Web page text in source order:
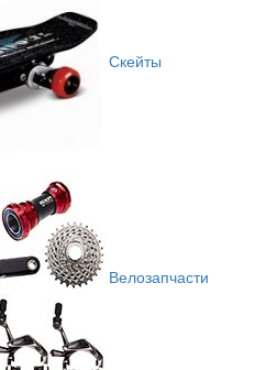
Скейты
Велозапчасти